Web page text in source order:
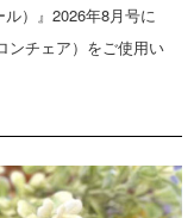
）』2026年8月号に
ンチェア）をご使用い